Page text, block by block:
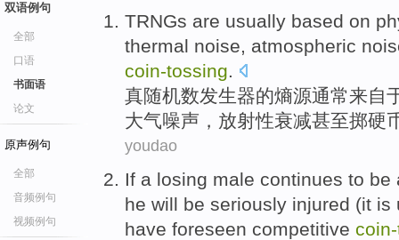
双语例句
全部
口语
书面语
论文
原声例句
全部
音频例句
视频例句
TRNGs are usually based on
thermal noise, atmospheric
coin-tossing.
真随机数发生器的熵源通常来自
大气噪声， 放射性衰减甚至掷硬
youdao
If a losing male continues to be
he will be seriously injured (it is
have foreseen competitive